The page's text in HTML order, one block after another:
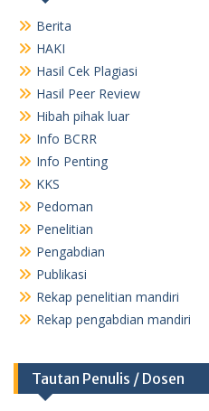
Berita
HAKI
Hasil Cek Plagiasi
Hasil Peer Review
Hibah pihak luar
Info BCRR
Info Penting
KKS
Pedoman
Penelitian
Pengabdian
Publikasi
Rekap penelitian mandiri
Rekap pengabdian mandiri
Tautan Penulis / Dosen